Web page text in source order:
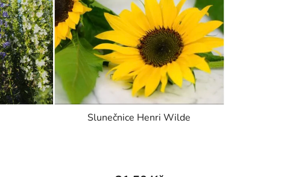
Slunečnice Henri Wilde